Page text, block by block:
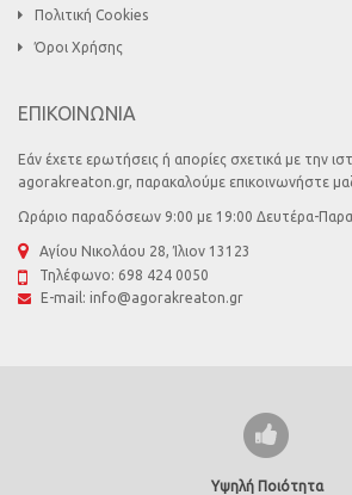
Πολιτική Cookies
Όροι Χρήσης
ΕΠΙΚΟΙΝΩΝΙΑ
Εάν έχετε ερωτήσεις ή απορίες σχετικά με την
agorakreaton.gr, παρακαλούμε επικοινωνήστε
Ωράριο παραδόσεων 9:00 με 19:00 Δευτέρα-
Αγίου Νικολάου 28, Ίλιον 13123
Τηλέφωνο: 698 424 0050
E-mail: info@agorakreaton.gr
Υψηλή Ποιότητα